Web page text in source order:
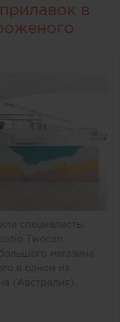
в
специалисты
Twocan,
магазина
в одном из
(Австралия).